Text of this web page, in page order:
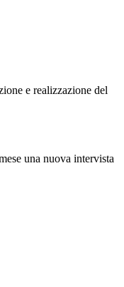
e realizzazione del
una nuova intervista